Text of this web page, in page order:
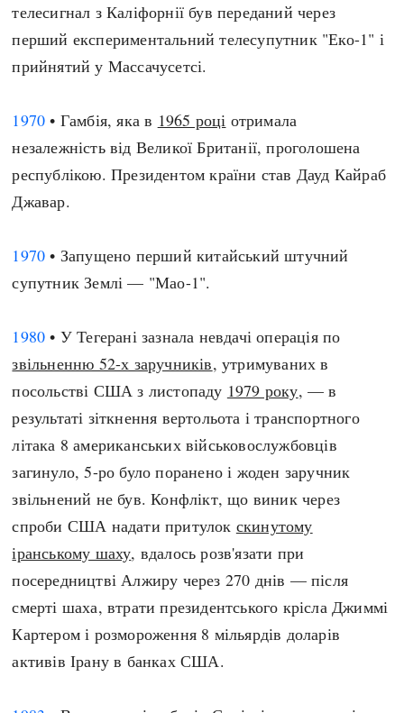
телесигнал з Каліфорнії був переданий через
перший експериментальний телесупутник "Еко-1" і
прийнятий у Массачусетсі.
1970 • Гамбія, яка в 1965 році отримала
незалежність від Великої Британії, проголошена
республікою. Президентом країни став Дауд Кайраб
Джавар.
1970 • Запущено перший китайський штучний
супутник Землі — "Мао-1".
1980 • У Тегерані зазнала невдачі операція по
звільненню 52-х заручників, утримуваних в
посольстві США з листопаду 1979 року, — в
результаті зіткнення вертольота і транспортного
літака 8 американських військовослужбовців
загинуло, 5-ро було поранено і жоден заручник
звільнений не був. Конфлікт, що виник через
спроби США надати притулок скинутому
іранському шаху, вдалось розв'язати при
посередництві Алжиру через 270 днів — після
смерті шаха, втрати президентського крісла Джиммі
Картером і розмороження 8 мільярдів доларів
активів Ірану в банках США.